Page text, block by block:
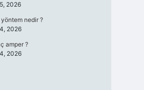
2026
nedir ?
2026
amper ?
2026